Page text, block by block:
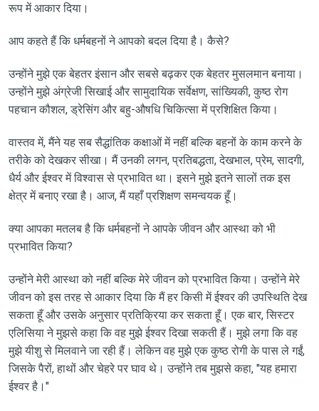
रूप में आकार दिया।
आप कहते हैं कि धर्मबहनों ने आपको बदल दिया है। कैसे?
उन्होंने मुझे एक बेहतर इंसान और सबसे बढ़कर एक बेहतर मुसलमान बनाया।
उन्होंने मुझे अंग्रेजी सिखाई और सामुदायिक सर्वेक्षण, सांख्यिकी, कुष्ठ रोग
पहचान कौशल, ड्रेसिंग और बहु-औषधि चिकित्सा में प्रशिक्षित किया।
वास्तव में, मैंने यह सब सैद्धांतिक कक्षाओं में नहीं बल्कि बहनों के काम करने के
तरीके को देखकर सीखा। मैं उनकी लगन, प्रतिबद्धता, देखभाल, प्रेम, सादगी,
धैर्य और ईश्वर में विश्वास से प्रभावित था। इसने मुझे इतने सालों तक इस
क्षेत्र में बनाए रखा है। आज, मैं यहाँ प्रशिक्षण समन्वयक हूँ।
क्या आपका मतलब है कि धर्मबहनों ने आपके जीवन और आस्था को भी
प्रभावित किया?
उन्होंने मेरी आस्था को नहीं बल्कि मेरे जीवन को प्रभावित किया। उन्होंने मेरे
जीवन को इस तरह से आकार दिया कि मैं हर किसी में ईश्वर की उपस्थिति देख
सकता हूँ और उसके अनुसार प्रतिक्रिया कर सकता हूँ। एक बार, सिस्टर
एलिसिया ने मुझसे कहा कि वह मुझे ईश्वर दिखा सकती हैं। मुझे लगा कि वह
मुझे यीशु से मिलवाने जा रही हैं। लेकिन वह मुझे एक कुष्ठ रोगी के पास ले गईं,
जिसके पैरों, हाथों और चेहरे पर घाव थे। उन्होंने तब मुझसे कहा, "यह हमारा
ईश्वर है।"